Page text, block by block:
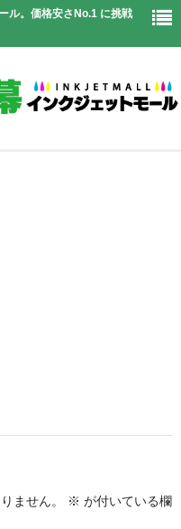
ル。価格安さNo.1 に挑戦
ません。
※ が付いている欄